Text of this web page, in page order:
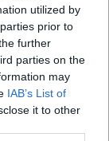
utilized by
prior to
further
parties on the
may
IAB’s List of
it to other
La buena
bienes
contar
un abogado